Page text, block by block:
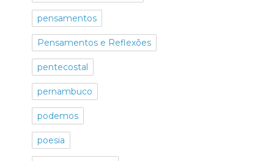
pensamentos
Pensamentos e Reflexões
pentecostal
pernambuco
podemos
poesia